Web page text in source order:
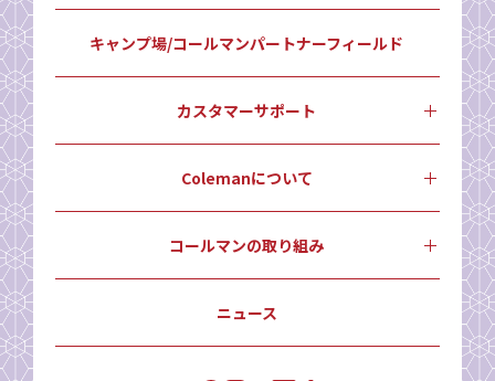
キャンプ場/コールマンパートナーフィールド
カスタマーサポート
Colemanについて
コールマンの取り組み
ニュース